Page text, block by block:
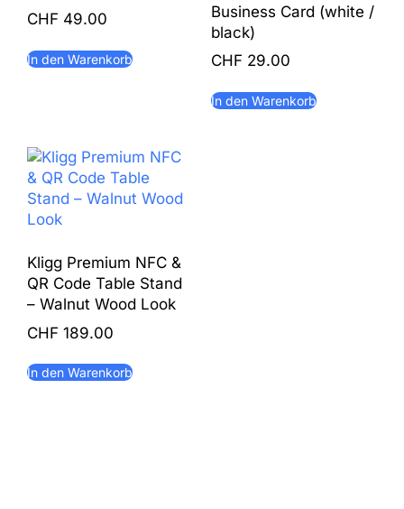
CHF 49.00
In den Warenkorb
Business Card (white /
black)
CHF 29.00
In den Warenkorb
Kligg Premium NFC &
QR Code Table Stand
– Walnut Wood Look
CHF 189.00
In den Warenkorb